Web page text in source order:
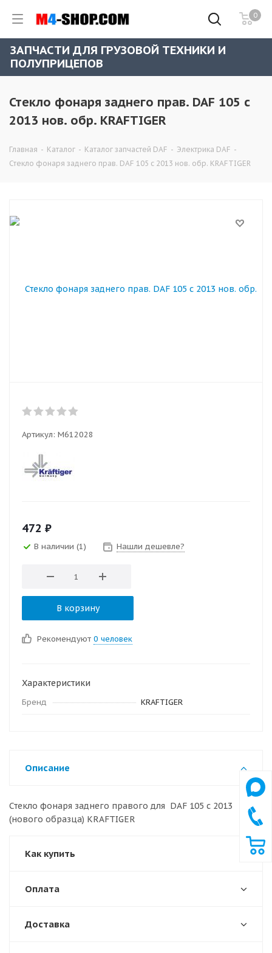
0
ЗАПЧАСТИ ДЛЯ ГРУЗОВОЙ ТЕХНИКИ И
ПОЛУПРИЦЕПОВ
Стекло фонаря заднего прав. DAF 105 с
2013 нов. обр. KRAFTIGER
Главная - Каталог - Каталог запчастей DAF - Электрика DAF -
Стекло фонаря заднего прав. DAF 105 с 2013 нов. обр. KRAFTIGER
Артикул: M612028
472 ₽
В наличии (1) Нашли дешевле?
В корзину
Рекомендуют 0 человек
Характеристики
Бренд KRAFTIGER
Описание
Стекло фонаря заднего правого для DAF 105 с 2013
(нового образца) KRAFTIGER
Как купить
Оплата
Доставка